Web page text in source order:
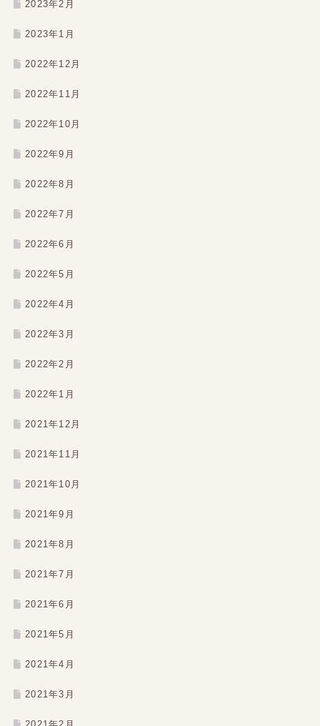
2023年2月
2023年1月
2022年12月
2022年11月
2022年10月
2022年9月
2022年8月
2022年7月
2022年6月
2022年5月
2022年4月
2022年3月
2022年2月
2022年1月
2021年12月
2021年11月
2021年10月
2021年9月
2021年8月
2021年7月
2021年6月
2021年5月
2021年4月
2021年3月